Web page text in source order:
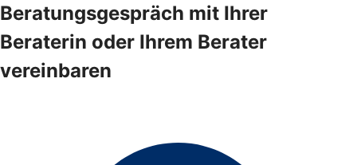
Beratungsgespräch mit Ihrer
Beraterin oder Ihrem Berater
vereinbaren